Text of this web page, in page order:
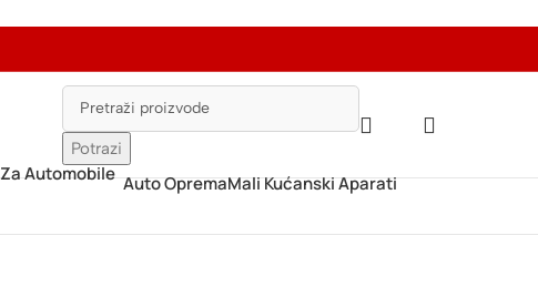
Potrazi
Auto OpremaMali Kućanski Aparati